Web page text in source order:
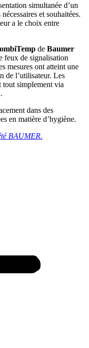
simultanée d’un
et souhaitées.
a le choix entre
de Baumer
feux de signalisation
mesures ont atteint une
de l’utilisateur. Les
tout simplement via
dans des
en matière d’hygiène.
BAUMER.